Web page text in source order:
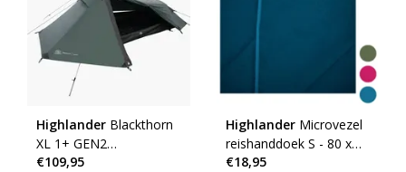
Highlander Blackthorn
XL 1+ GEN2
eenpersoons tent -
€109,95
Highlander Microvezel
reishanddoek S - 80 x
40cm - Small -
€18,95